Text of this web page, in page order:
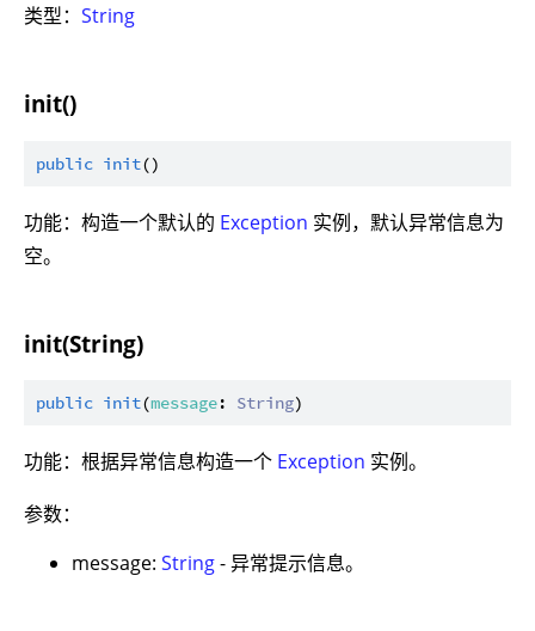
类型： String
init()
public init
功能：构造一个默认的 Exception 实例，默认异常信息为
空。
init(String)
public init(message: String
功能：根据异常信息构造一个 Exception 实例。
参数：
message: String- 异常提示信息。